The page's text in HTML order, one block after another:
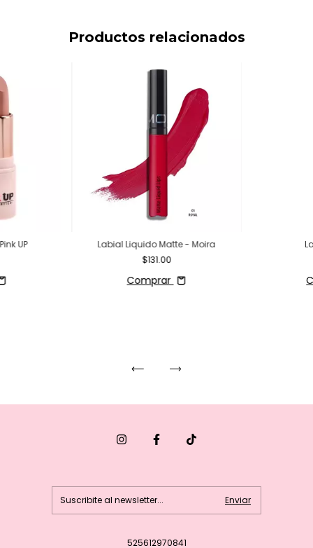
Productos relacionados
UP
Labial Liquido Matte - Moira
$131.00
Comprar
525612970841